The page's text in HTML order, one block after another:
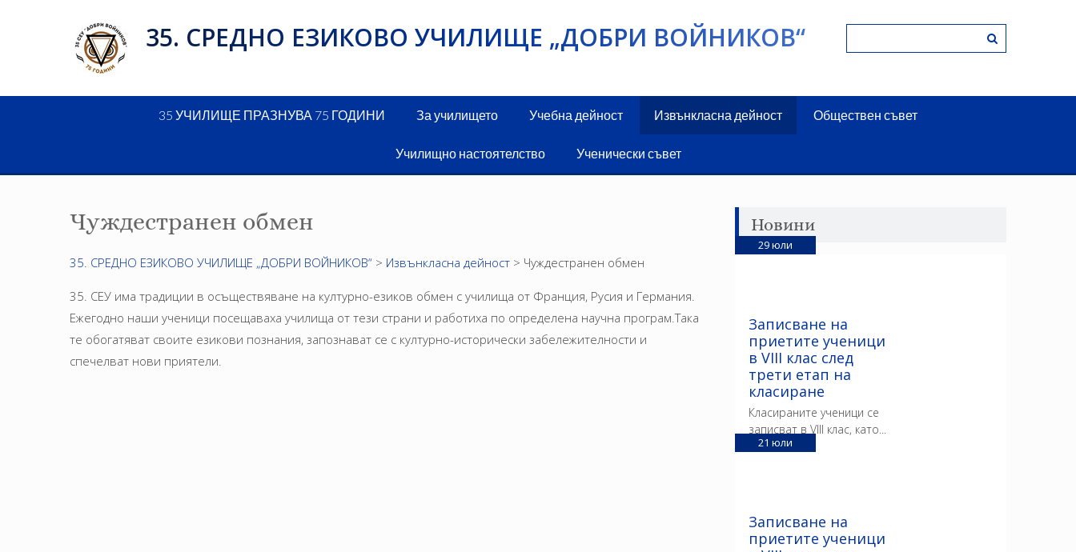
35. СРЕДНО ЕЗИКОВО УЧИЛИЩЕ „ДОБРИ ВОЙНИКОВ“
35 УЧИЛИЩЕ ПРАЗНУВА 75 ГОДИНИ За училището Учебна дейност Извънкласна дейност Обществен съвет
Училищно настоятелство Ученически съвет
Чуждестранен обмен
35. СРЕДНО ЕЗИКОВО УЧИЛИЩЕ „ДОБРИ ВОЙНИКОВ“ > Извънкласна дейност > Чуждестранен обмен
35. СЕУ има традиции в осъществяване на културно-езиков обмен с училища от Франция, Русия и Германия.
Ежегодно наши ученици посещаваха училища от тези страни и работиха по определена научна програм.Така
те обогатяват своите езикови познания, запознават се с културно-исторически забележителности и
спечелват нови приятели.
Новини
29юли
Записване на
приетите ученици
в VIII клас след
трети етап на
класиране
Класираните ученици се
записват в VIII клас, като...
21 юли
Записване на
приетите ученици